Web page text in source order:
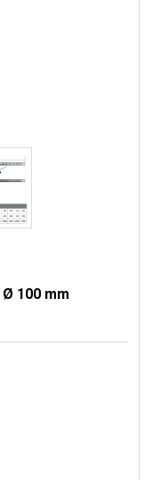
100 mm